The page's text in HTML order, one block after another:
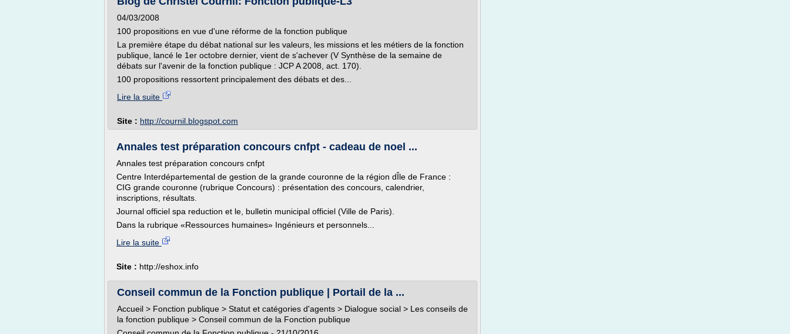
04/03/2008
100 propositions en vue d'une réforme de la fonction publique
La première étape du débat national sur les valeurs, les missions et les métiers de la fonction
publique, lancé le 1er octobre dernier, vient de s'achever (V Synthèse de la semaine de
débats sur l'avenir de la fonction publique : JCP A 2008, act. 170).
100 propositions ressortent principalement des débats et des...
Lire la suite
Site : http://cournil.blogspot.com
Annales test préparation concours cnfpt - cadeau de noel ...
Annales test préparation concours cnfpt
Centre Interdépartemental de gestion de la grande couronne de la région dÎle de France :
CIG grande couronne (rubrique Concours) : présentation des concours, calendrier,
inscriptions, résultats.
Journal officiel spa reduction et le, bulletin municipal officiel (Ville de Paris).
Dans la rubrique «Ressources humaines» Ingénieurs et personnels...
Lire la suite
Site : http://eshox.info
Conseil commun de la Fonction publique | Portail de la ...
Accueil > Fonction publique > Statut et catégories d'agents > Dialogue social > Les conseils de
la fonction publique > Conseil commun de la Fonction publique